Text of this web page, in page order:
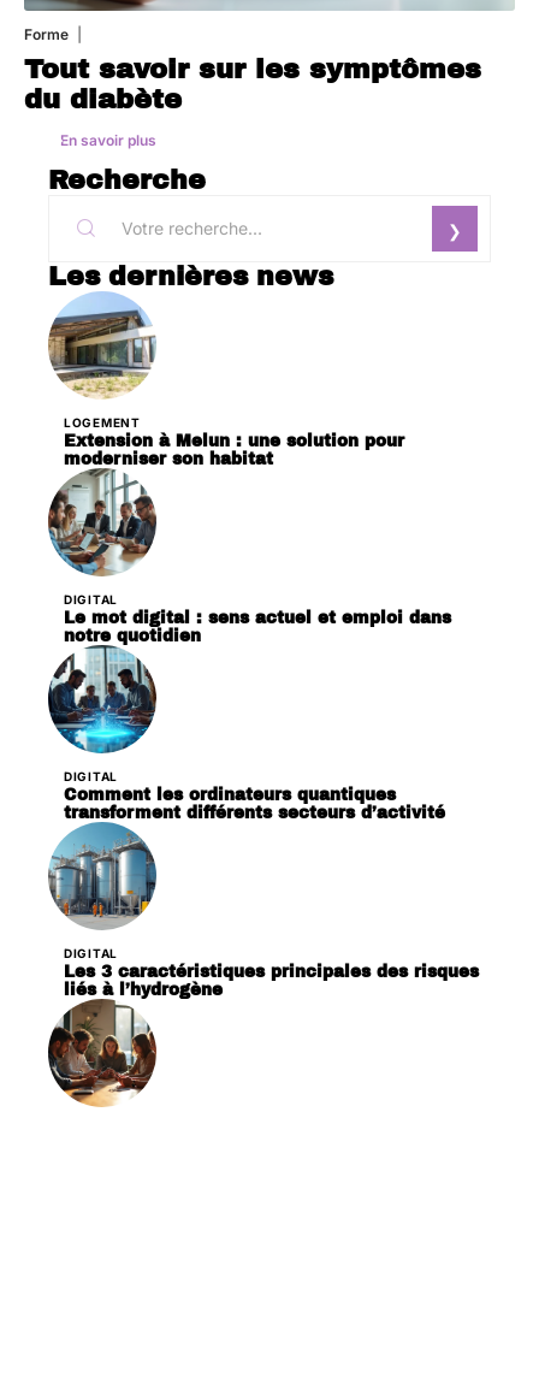
Forme
Tout savoir sur les symptômes
du diabète
En savoir plus
Recherche
Les dernières news
LOGEMENT
Extension à Melun : une solution pour
moderniser son habitat
DIGITAL
Le mot digital : sens actuel et emploi dans
notre quotidien
DIGITAL
Comment les ordinateurs quantiques
transforment différents secteurs d’activité
DIGITAL
Les 3 caractéristiques principales des risques
liés à l’hydrogène